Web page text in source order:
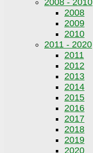
2008 - 2010
2008
2009
2010
2011 - 2020
2011
2012
2013
2014
2015
2016
2017
2018
2019
2020